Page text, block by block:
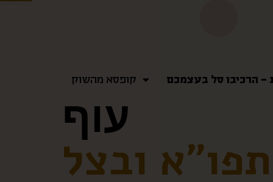
קופסא מהשוק – הרכיבו סל בעצמכם קופסא מהשוק – הרכיבו סל בעצמכם
עוף
ובצל